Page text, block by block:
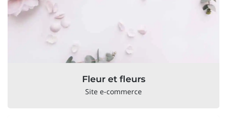
Fleur et fleurs
Site e-commerce